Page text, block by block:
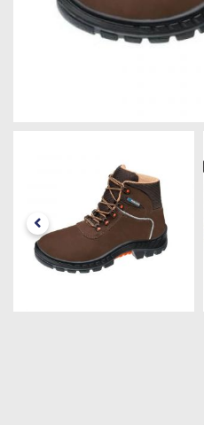
Construção
Pneumáticos
Tintas
e
Químicos